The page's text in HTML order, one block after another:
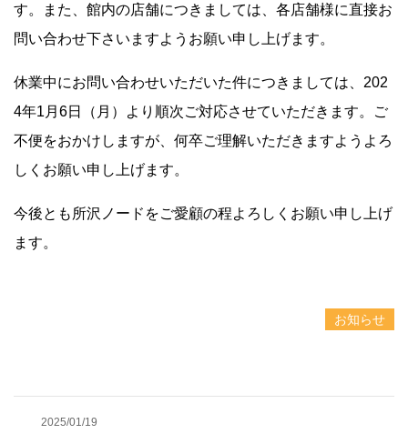
す。また、館内の店舗につきましては、各店舗様に直接お
問い合わせ下さいますようお願い申し上げます。
休業中にお問い合わせいただいた件につきましては、202
4年1月6日（月）より順次ご対応させていただきます。ご
不便をおかけしますが、何卒ご理解いただきますようよろ
しくお願い申し上げます。
今後とも所沢ノードをご愛顧の程よろしくお願い申し上げ
ます。
お知らせ
2025/01/19